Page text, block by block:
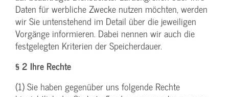
Daten für werbliche Zwecke nutzen möchten, werden
wir Sie untenstehend im Detail über die jeweiligen
Vorgänge informieren. Dabei nennen wir auch die
festgelegten Kriterien der Speicherdauer.
§ 2 Ihre Rechte
(1) Sie haben gegenüber uns folgende Rechte